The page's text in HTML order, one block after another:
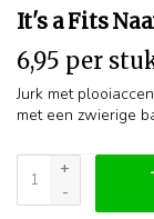
It's a Fits
6,95 per
Jurk met
met een zwierige
+
-